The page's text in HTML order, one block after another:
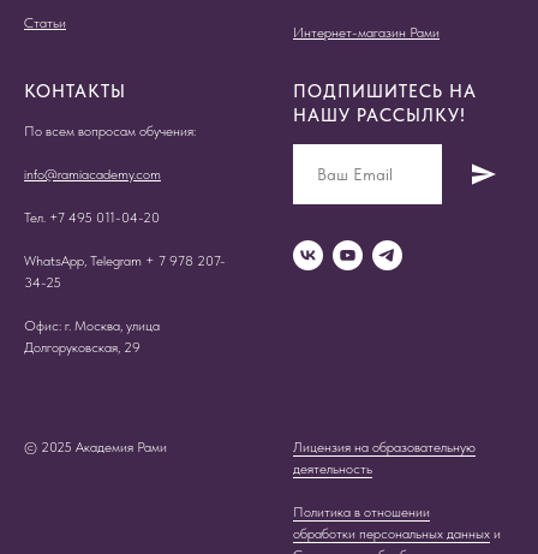
Статьи
Интернет-магазин Рами
КОНТАКТЫ
По всем вопросам обучения:
info@ramiacademy.com
Тел. +7 495 011-04-20
WhatsApp, Telegram + 7 978 207-
34-25
Офис: г. Москва, улица
Долгоруковская, 29
ПОДПИШИТЕСЬ НА
НАШУ РАССЫЛКУ!
© 2025 Академия Рами
Лицензия на образовательную
деятельность
Политика в отношении
обработки персональных данных и